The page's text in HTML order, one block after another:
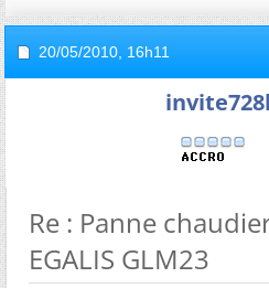
20/05/2010, 16h11
Re : Panne
EGALIS GLM23